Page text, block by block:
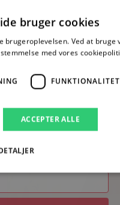
bruger cookies
Ved at bruge
med vores
FUNKTIONALITET
ACCEPTER ALLE
nitte
nitte
og vind!
se om du vinder.